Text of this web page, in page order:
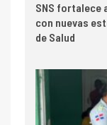
SNS fortalece
con nuevas
de Salud